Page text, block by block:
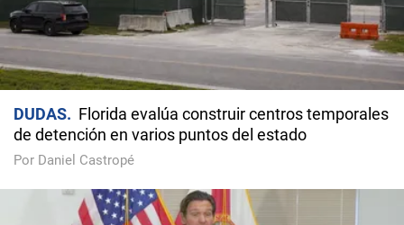
DUDAS
Florida evalúa construir centros temporales
de detención en varios puntos del estado
Por Daniel Castropé